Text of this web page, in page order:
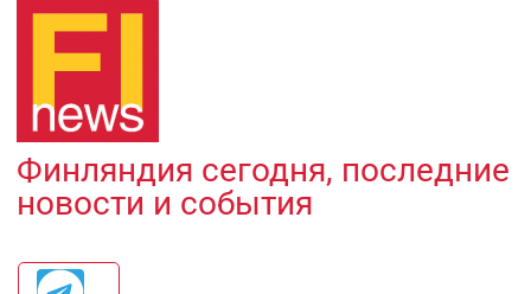
Финляндия сегодня, последние
новости и события